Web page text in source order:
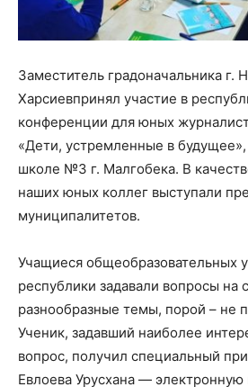
Заместитель градоначальника г.
Харсиевпринял участие в
конференции для юных
«Дети, устремленные в будущее
школе №3 г. Малгобека. В
наших юных коллег выступали
муниципалитетов.
Учащиеся общеобразовательных
республики задавали вопросы на
разнообразные темы, порой – не
Ученик, задавший наиболее
вопрос, получил специальный
Евлоева Урусхана — электронную